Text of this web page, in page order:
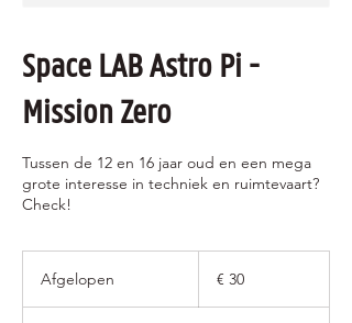
Space LAB Astro Pi -
Mission Zero
Tussen de 12 en 16 jaar oud en een mega
grote interesse in techniek en ruimtevaart?
Check!
Afgelopen € 30